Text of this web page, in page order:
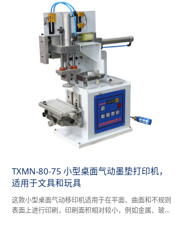
TXMN-80-75 小型桌面气动墨垫打印机，
适用于文具和玩具
这款小型桌面气动移印机适用于在平面、曲面和不规则
表面上进行印刷，印刷面积相对较小，例如金属、玻